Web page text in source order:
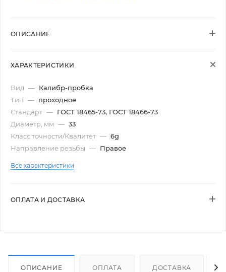
ОПИСАНИЕ
ХАРАКТЕРИСТИКИ
Вид — Калибр-пробка
Тип — проходное
Стандарт — ГОСТ 18465-73, ГОСТ 18466-73
Диаметр, мм — 33
Класс точности/Квалитет — 6g
Направление резьбы — Правое
Все характеристики
ОПЛАТА И ДОСТАВКА
ОПИСАНИЕ ОПЛАТА ДОСТАВКА